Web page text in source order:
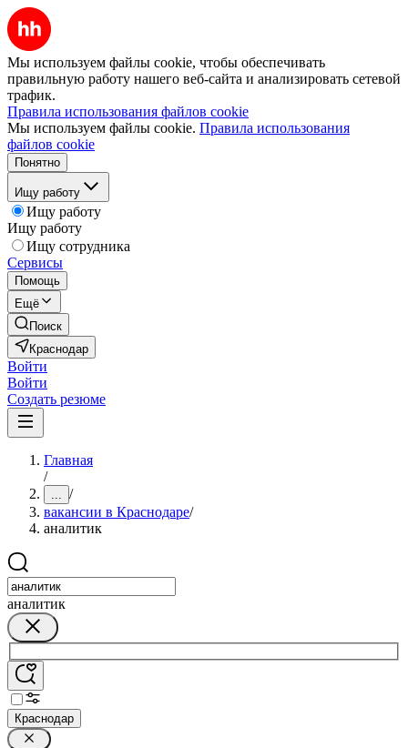
Мы используем файлы cookie, чтобы обеспечивать
правильную работу нашего веб-сайта и анализировать сетевой
трафик.
Правила использования файлов cookie
Мы используем файлы cookie. Правила использования
файлов cookie
Понятно
Ищу работу
Ищу работу
Ищу работу
Ищу сотрудника
Сервисы
Помощь
Ещё
Поиск
Краснодар
Войти
Войти
Создать резюме
Главная
/
... /
вакансии в Краснодаре/
аналитик
аналитик
Краснодар